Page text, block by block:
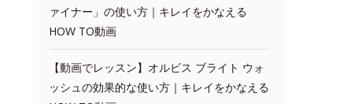
ァイナー」の使い方｜キレイをかなえる
HOW TO動画
【動画でレッスン】オルビス ブライト ウォ
ッシュの効果的な使い方｜キレイをかなえる